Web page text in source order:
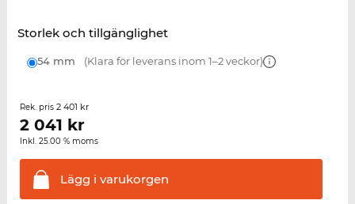
Storlek och tillgänglighet
54 mm (Klara för leverans inom 1–2 veckor)
Rek. pris 2 401 kr
2 041 kr
Inkl. 25.00 % moms
Lägg i varukorgen